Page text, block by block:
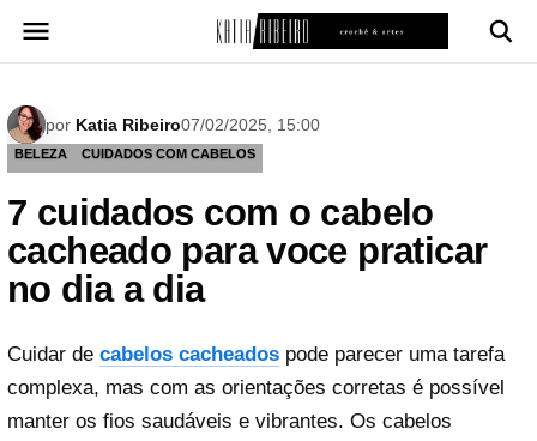
para
por Katia Ribeiro07/02/2025, 15:00
BELEZA CUIDADOS COM CABELOS
7 cuidados com o cabelo
cacheado para voce praticar
no dia a dia
Cuidar de cabelos cacheados pode parecer uma tarefa
complexa, mas com as orientações corretas é possível
manter os fios saudáveis e vibrantes. Os cabelos